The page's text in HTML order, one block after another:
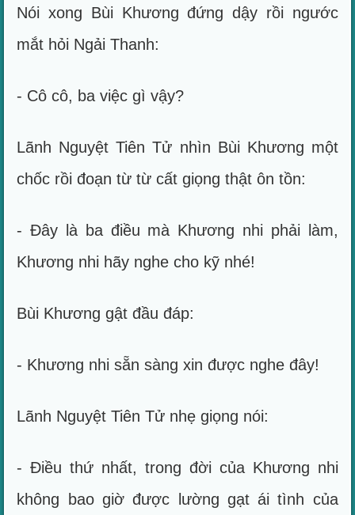
Nói xong Bùi Khương đứng dậy rồi ngước
mắt hỏi Ngải Thanh:
- Cô cô, ba việc gì vậy?
Lãnh Nguyệt Tiên Tử nhìn Bùi Khương một
chốc rồi đoạn từ từ cất giọng thật ôn tồn:
- Đây là ba điều mà Khương nhi phải làm,
Khương nhi hãy nghe cho kỹ nhé!
Bùi Khương gật đầu đáp:
- Khương nhi sẵn sàng xin được nghe đây!
Lãnh Nguyệt Tiên Tử nhẹ giọng nói:
- Điều thứ nhất, trong đời của Khương nhi
không bao giờ được lường gạt ái tình của